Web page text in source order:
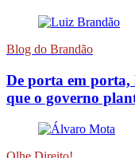
Blog do Brandão
De porta em porta,
que o governo